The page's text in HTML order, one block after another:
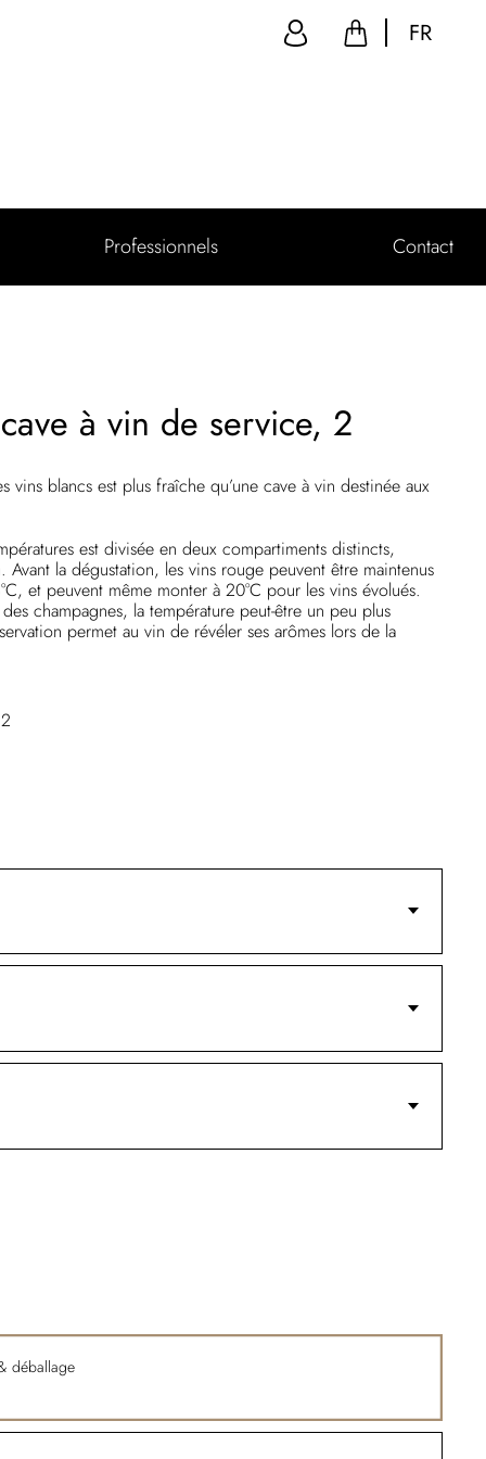
FR
Professionnels Contact
à vin de service, 2
vins blancs est plus fraîche qu’une cave à vin destinée aux
est divisée en deux compartiments distincts,
la dégustation, les vins rouge peuvent être maintenus
et peuvent même monter à 20°C pour les vins évolués.
champagnes, la température peut-être un peu plus
permet au vin de révéler ses arômes lors de la
déballage